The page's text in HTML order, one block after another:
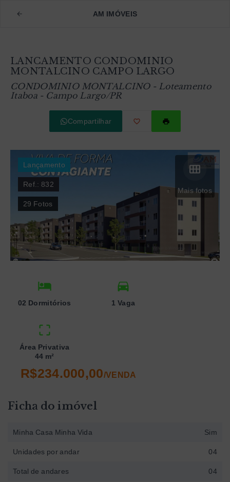
AM IMÓVEIS
LANCAMENTO CONDOMINIO
MONTALCINO CAMPO LARGO
CONDOMINIO MONTALCINO - Loteamento
Itaboa - Campo Largo/PR
Compartilhar
Mais fotos
Lançamento
Ref.: 832
29 Fotos
02 Dormitórios 1 Vaga
Área Privativa
44 m²
R$234.000,00/VENDA
Ficha do imóvel
Minha Casa Minha Vida Sim
Unidades por andar 04
Total de andares 04